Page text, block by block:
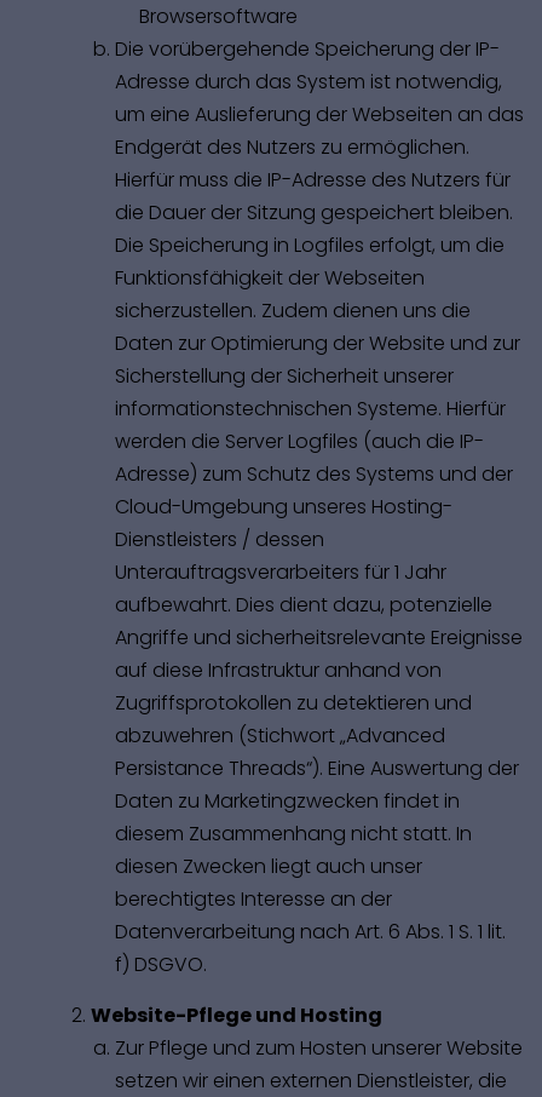
Browsersoftware
Die vorübergehende Speicherung der IP-
Adresse durch das System ist notwendig,
um eine Auslieferung der Webseiten an das
Endgerät des Nutzers zu ermöglichen.
Hierfür muss die IP-Adresse des Nutzers für
die Dauer der Sitzung gespeichert bleiben.
Die Speicherung in Logfiles erfolgt, um die
Funktionsfähigkeit der Webseiten
sicherzustellen. Zudem dienen uns die
Daten zur Optimierung der Website und zur
Sicherstellung der Sicherheit unserer
informationstechnischen Systeme. Hierfür
werden die Server Logfiles (auch die IP-
Adresse) zum Schutz des Systems und der
Cloud-Umgebung unseres Hosting-
Dienstleisters / dessen
Unterauftragsverarbeiters für 1 Jahr
aufbewahrt. Dies dient dazu, potenzielle
Angriffe und sicherheitsrelevante Ereignisse
auf diese Infrastruktur anhand von
Zugriffsprotokollen zu detektieren und
abzuwehren (Stichwort „Advanced
Persistance Threads“). Eine Auswertung der
Daten zu Marketingzwecken findet in
diesem Zusammenhang nicht statt. In
diesen Zwecken liegt auch unser
berechtigtes Interesse an der
Datenverarbeitung nach Art. 6 Abs. 1 S. 1 lit.
f) DSGVO.
Website-Pflege und Hosting
Zur Pflege und zum Hosten unserer Website
setzen wir einen externen Dienstleister, die